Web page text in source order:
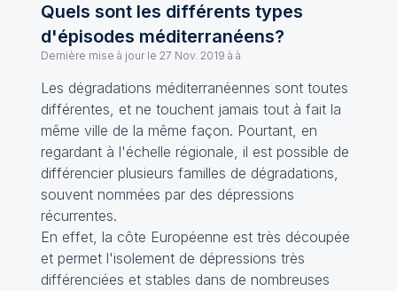
Quels sont les différents types
d'épisodes méditerranéens?
Dernière mise à jour le 27 Nov. 2019 à à
Les dégradations méditerranéennes sont toutes
différentes, et ne touchent jamais tout à fait la
même ville de la même façon. Pourtant, en
regardant à l'échelle régionale, il est possible de
différencier plusieurs familles de dégradations,
souvent nommées par des dépressions
récurrentes.
En effet, la côte Européenne est très découpée
et permet l'isolement de dépressions très
différenciées et stables dans de nombreuses